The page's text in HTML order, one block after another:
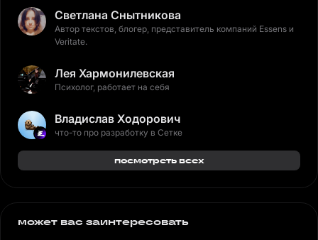
Светлана Снытникова
Автор текстов, блогер, представитель компаний Essens и
Veritate.
Лея Хармонилевская
Психолог, работает на себя
Владислав Ходорович
что-то про разработку в Сетке
посмотреть всех
может вас заинтересовать